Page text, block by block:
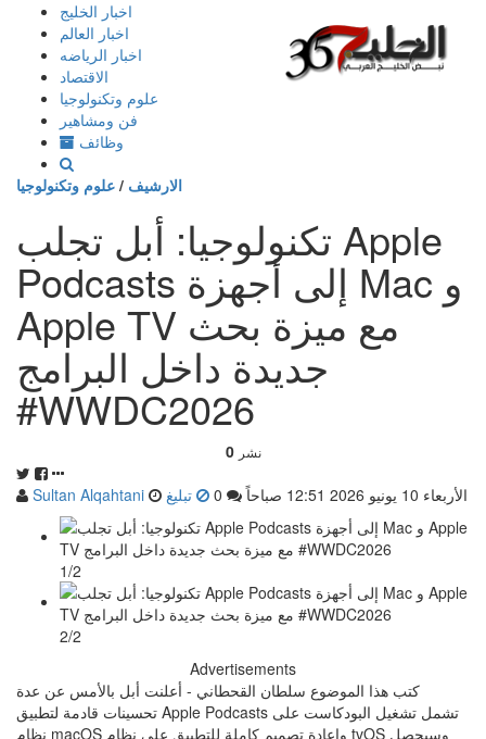
إذهب
المحتوى
اخبار الخليج
اخبار العالم
اخبار الرياضه
الاقتصاد
علوم وتكنولوجيا
فن ومشاهير
وظائف
الارشيف / علوم وتكنولوجيا
تكنولوجيا: أبل تجلب Apple
Podcasts إلى أجهزة Mac و
Apple TV مع ميزة بحث
جديدة داخل البرامج
#WWDC2026
0 نشر
Sultan Alqahtani الأربعاء 10 يونيو 2026 12:51 صباحاً تبليغ
1/2
2/2
Advertisements
كتب هذا الموضوع سلطان القحطاني - أعلنت أبل بالأمس عن عدة
تحسينات قادمة لتطبيق Apple Podcasts تشمل تشغيل البودكاست على
نظام macOS وإعادة تصميم كاملة للتطبيق على نظام tvOS وسيحصل